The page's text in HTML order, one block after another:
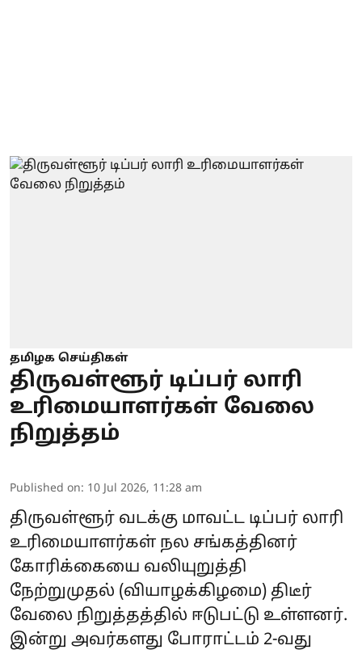
தமிழக செய்திகள்
திருவள்ளூர் டிப்பர் லாரி
உரிமையாளர்கள் வேலை
நிறுத்தம்
Published on: 10 Jul 2026, 11:28 am
திருவள்ளூர் வடக்கு மாவட்ட டிப்பர் லாரி
உரிமையாளர்கள் நல சங்கத்தினர்
கோரிக்கையை வலியுறுத்தி
நேற்றுமுதல் (வியாழக்கிழமை) திடீர்
வேலை நிறுத்தத்தில் ஈடுபட்டு உள்ளனர்.
இன்று அவர்களது போராட்டம் 2-வது